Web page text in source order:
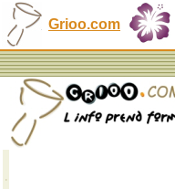
Grioo.com